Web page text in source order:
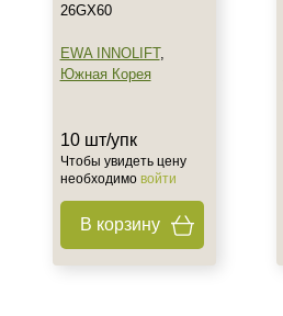
26GX60
EWA INNOLIFT,
Южная Корея
10 шт/упк
Чтобы увидеть цену
необходимо войти
В корзину